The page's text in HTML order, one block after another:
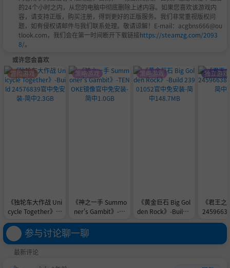
的24个小时之内，从您的电脑中彻底删除上述内容。如果您喜欢该游戏内
容，请支持正版，购买注册，得到更好的正版服务。我们非常重视版权问
题，如有侵权请邮件与我们联系处理。敬请谅解！E-mail：acgbns666@ou
tlook.com，我们会在第一时间断开下载链接https://steamzg.com/2093
8/。
或许您会喜欢
《独轮车大作战 Uni
cycle Together》-B
免安装-简中2.3GB
冒险游戏
《神之一手 Summo
ner's Gambit》-TE
装-简中1.0GB
策略游戏
《黄金巨石 Big Gol
den Rock》-Build 2
策略游戏
《君王
独立游戏
参与讨论聊一聊
最新评论